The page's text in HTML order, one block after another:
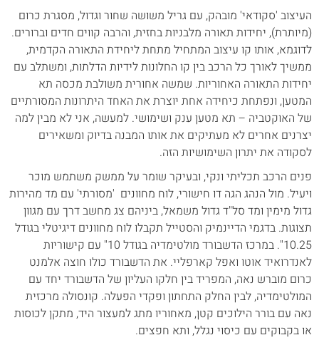
העיצוב 'סקודאי' מובהק, עם גריל משושה שחור וגדול, מסגרת כרום
(מיותרת), יחידות תאורה מלבניות בחזית, והרבה קווים חדים וברורים.
לדוגמא, אותו קו עיצוב המתחיל מתחת ליחידת התאורה הקדמית,
ממשיך לאורך כל הרכב בין קו החלונות לידיות הדלתות, ומשתלב עם
יחידות התאורה האחוריות. שמשה אחורית משולבת מכסה תא
המטען, ונפתחת כיחידה אחת יוצרת את האחד היתרונות המסורתיים
של האוקטביה – תא מטען ענק ושימושי. למעשה, אני לא מבין למה
יצרנים אחרים לא מעתיקים את אותו המבנה בדיוק ומשאירים
לסקודה את יתרון השימושיות הזה.
פנים הרכב תכליתי ונקי, ובעיקר שומר על ממשק משתמש מוכר
ויעיל. מול הנהג הגה דו חישורי, לוח מחוונים 'מסורתי' עם מד מהירות
גדול מימין ומד סל"ד גדול משמאל, ביניהם צג מחשב דרך עם מגוון
תצוגות. בדגמי הדיינמיק והסטייל תקבלו לוח מחוונים דיגיטלי בגודל
10.25". במרכז הדשבורד מולטימדיה בגודל 10" עם קישוריות
לאנדרואיד אוטו ואפל קארפליי. את הדשבורד כולו חוצה אלמנט
כרום מוברש נאה, המפריד בין חלקו העליון של הדשבורד יחד עם
המולטימדיה, לבין החלק התחתון ופקדי הפעלה. קונסולה מרכזית
נאה עם בורר הילוכים קטן, מאחוריו מתג למעצור היד, מתקן לכוסות
או בקבוקים עם כיסוי נגלל, ותא חפצים.